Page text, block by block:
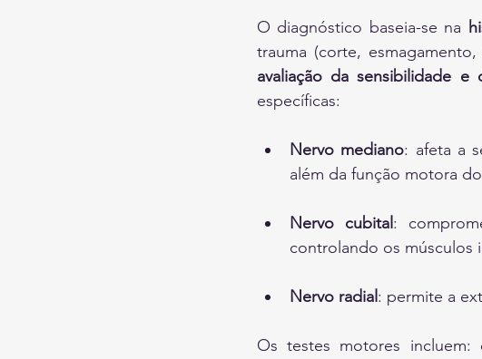
O diagnóstico baseia-se na
avaliação da sensibilidade
específicas:
Nervo mediano: afeta a
além da função motora
Nervo cubital :
controlando os músculos
Nervo radial : permite a
Os testes motores